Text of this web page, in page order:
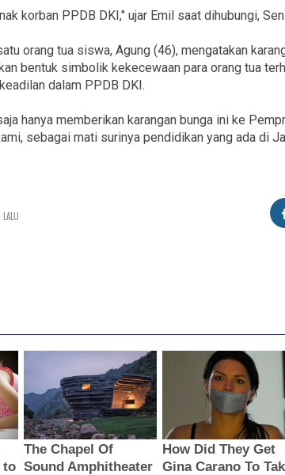
korban PPDB DKI," ujar Emil saat dihubungi,
orang tua siswa, Agung (46), mengatakan
bentuk simbolik kekecewaan para orang tua
dalam PPDB DKI.
hanya memberikan karangan bunga ini ke
sebagai mati surinya pendidikan yang ada di